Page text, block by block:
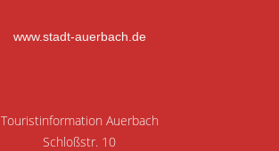
www.stadt-auerbach.de
Touristinformation Auerbach
Schloßstr. 10